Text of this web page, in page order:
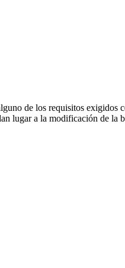
de los requisitos
lugar a la modificación de